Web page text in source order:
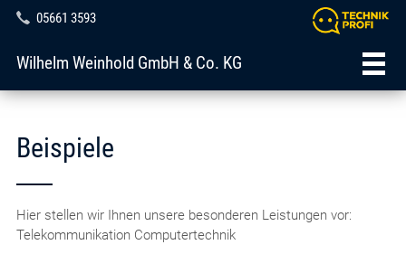
05661 3593
Wilhelm Weinhold GmbH & Co. KG
Beispiele
Hier stellen wir Ihnen unsere besonderen Leistungen vor:
Telekommunikation Computertechnik